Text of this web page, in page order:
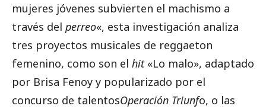
mujeres jóvenes subvierten el machismo a
través del perreo«, esta investigación analiza
tres proyectos musicales de reggaeton
femenino, como son el hit«Lo malo», adaptado
por Brisa Fenoy y popularizado por el
concurso de talentosOperación Triunfo, o las